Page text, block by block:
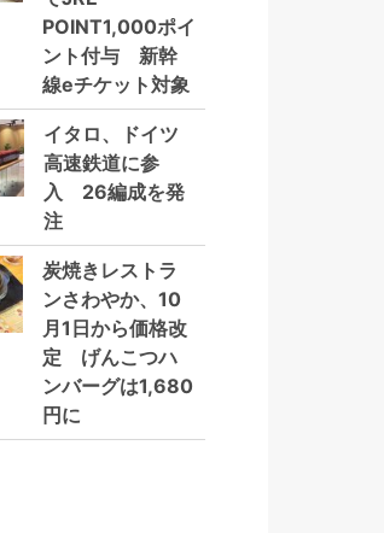
POINT1,000ポイ
ント付与 新幹
線eチケット対象
イタロ、ドイツ
高速鉄道に参
入 26編成を発
注
炭焼きレストラ
ンさわやか、10
月1日から価格改
定 げんこつハ
ンバーグは1,680
円に